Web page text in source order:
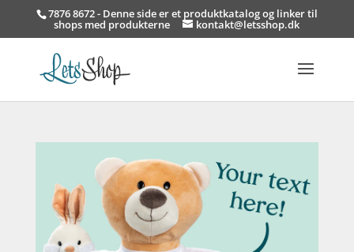
7876 8672 - Denne side er et produktkatalog og linker til
shops med produkterne kontakt@letsshop.dk